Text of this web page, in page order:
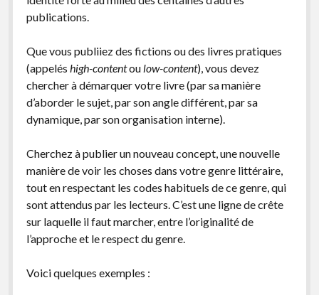
publications.
Que vous publiiez des fictions ou des livres pratiques
(appelés high-contentoulow-content), vous devez
chercher à démarquer votre livre (par sa manière
d’aborder le sujet, par son angle différent, par sa
dynamique, par son organisation interne).
Cherchez à publier un nouveau concept, une nouvelle
manière de voir les choses dans votre genre littéraire,
tout en respectant les codes habituels de ce genre, qui
sont attendus par les lecteurs. C’est une ligne de crête
sur laquelle il faut marcher, entre l’originalité de
l’approche et le respect du genre.
Voici quelques exemples :